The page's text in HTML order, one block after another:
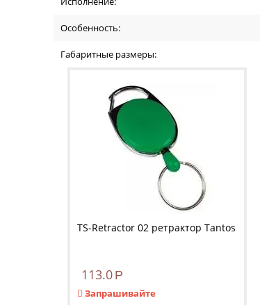
Особенность:
Габаритные размеры:
TS-Retractor 02 ретрактор Tantos
113.0 Р
Запрашивайте